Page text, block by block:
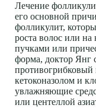
Лечение
его основной
фолликулит,
роста волос или
пучками или
форма, доктор Янг
кетоконазолом и
увлажняющие
или центеллой